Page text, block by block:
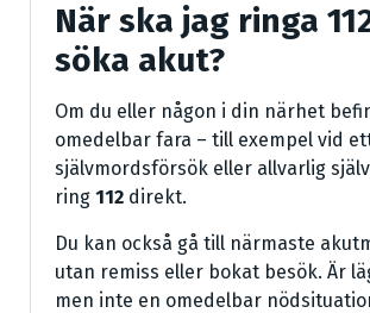
När ska jag ringa
söka akut?
Om du eller någon i din närhet
omedelbar fara – till exempel vid
självmordsförsök eller allvarlig
ring 112 direkt.
Du kan också gå till närmaste
utan remiss eller bokat besök. Är
men inte en omedelbar